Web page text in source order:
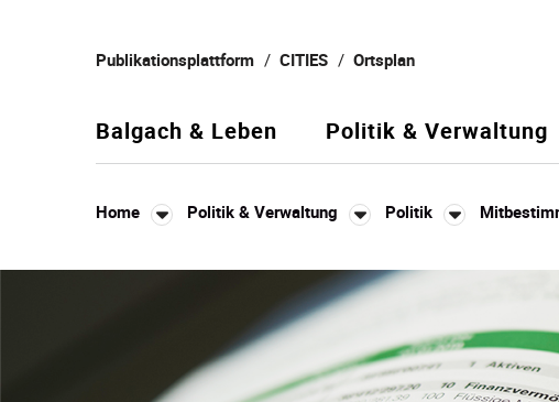
KopfzeilePublikationsplattform CITIES Ortsplan
Balgach & Leben Politik & Verwaltung
Home Politik & Verwaltung Politik